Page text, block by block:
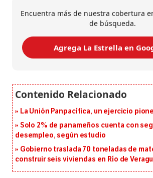
Encuentra más de nuestra cobertura
de búsqueda.
Agrega La Estrella en
La Unión Panpacífica, un ejercicio
Solo 2% de panameños cuenta con
desempleo, según estudio
Gobierno traslada 70 toneladas de
construir seis viviendas en Río de